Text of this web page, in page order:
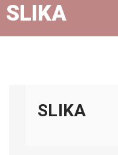
SLIKA
SLIKA